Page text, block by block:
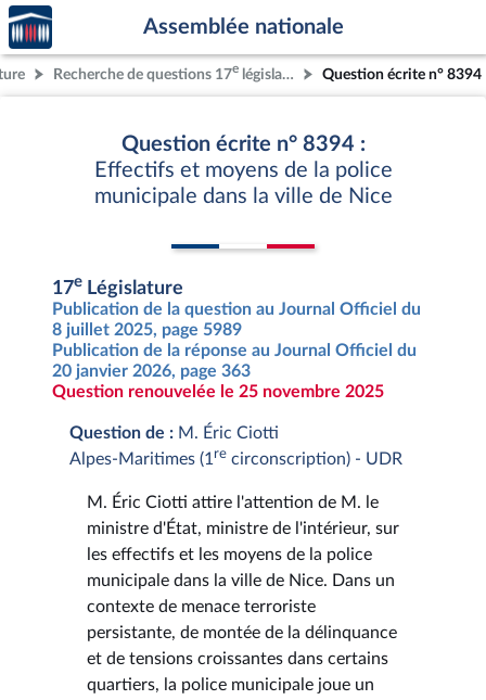
Aller au contenu
Aller en bas de la page
Accèder
à la
page
d'accueil
Assemblée nationale
Recherche de questions 17e législature Question écrite n° 8394
Question écrite n° 8394 :
Effectifs et moyens de la police
municipale dans la ville de Nice
17e Législature
Publication de la question au Journal Officiel du
8 juillet 2025, page 5989
Publication de la réponse au Journal Officiel du
20 janvier 2026, page 363
Question renouvelée le 25 novembre 2025
Question de : M. Éric Ciotti
Alpes-Maritimes (1 re circonscription) - UDR
M. Éric Ciotti attire l'attention de M. le
ministre d'État, ministre de l'intérieur, sur
les effectifs et les moyens de la police
municipale dans la ville de Nice. Dans un
contexte de menace terroriste
persistante, de montée de la délinquance
et de tensions croissantes dans certains
quartiers, la police municipale joue un